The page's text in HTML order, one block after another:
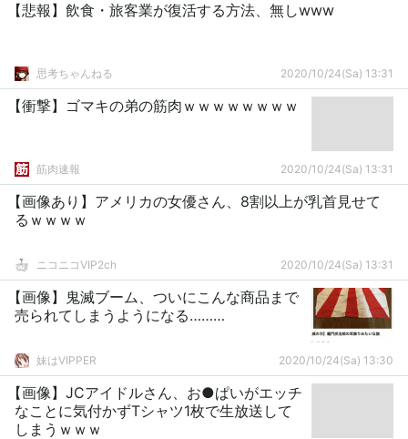
【悲報】飲食・旅客業が復活する方法、無しwww
思考ちゃんねる 2020/10/24(Sa) 13:31
【衝撃】ゴマキの弟の筋肉ｗｗｗｗｗｗｗｗ
筋肉速報 2020/10/24(Sa) 13:31
【画像あり】アメリカの女優さん、8割以上が乳首見せて
るｗｗｗｗ
ニコニコVIP2ch 2020/10/24(Sa) 13:31
【画像】鬼滅ブーム、ついにこんな商品まで
売られてしまうようになる………
妹はVIPPER 2020/10/24(Sa) 13:30
【画像】JCアイドルさん、お●ぱいがエッチ
なことに気付かずTシャツ1枚で生放送して
しまうｗｗｗ